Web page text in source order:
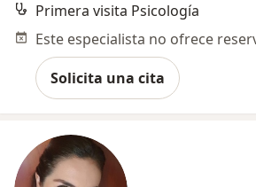
Primera visita Psicología
Solicita una cita